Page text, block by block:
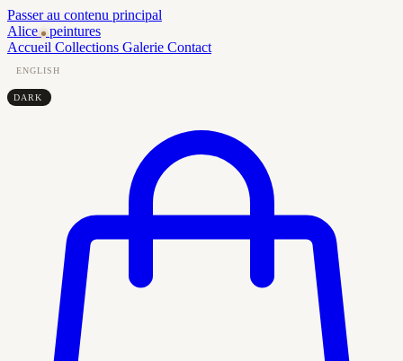
Passer au contenu principal
Alice
peintures
Accueil Collections Galerie Contact
ENGLISH
DARK